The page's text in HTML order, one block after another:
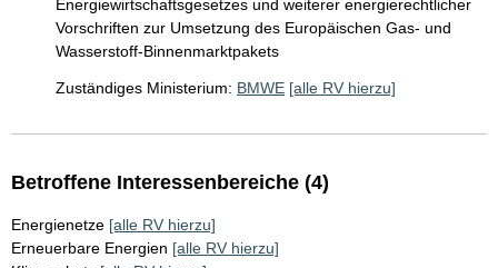
Energiewirtschaftsgesetzes und weiterer energierechtlicher
Vorschriften zur Umsetzung des Europäischen Gas- und
Wasserstoff-Binnenmarktpakets
Zuständiges Ministerium: BMWE [alle RV hierzu]
Betroffene Interessenbereiche (4)
Energienetze [alle RV hierzu]
Erneuerbare Energien [alle RV hierzu]